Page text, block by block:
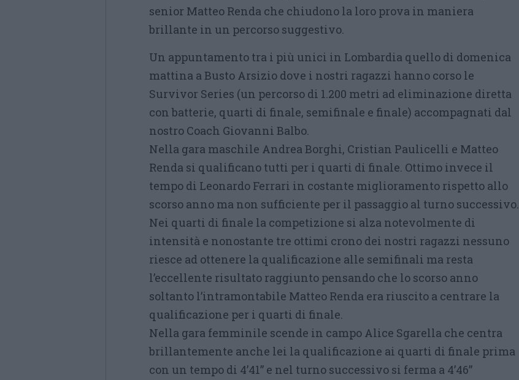
senior Matteo Renda che chiudono la loro prova in maniera
brillante in un percorso suggestivo.
Un appuntamento tra i più unici in Lombardia quello di domenica
mattina a Busto Arsizio dove i nostri ragazzi hanno corso le
Survivor Series (un percorso di 1.200 metri ad eliminazione diretta
con batterie, quarti di finale, semifinale e finale) accompagnati dal
nostro Coach Giovanni Balbo.
Nella gara maschile Andrea Borghi, Cristian Paulicelli e Matteo
Renda si qualificano tutti per i quarti di finale. Ottimo invece il
tempo di Leonardo Ferrari in costante miglioramento rispetto allo
scorso anno ma non sufficiente per il passaggio al turno successivo.
Nei quarti di finale la competizione si alza notevolmente di
intensità e nonostante tre ottimi crono dei nostri ragazzi nessuno
riesce ad ottenere la qualificazione alle semifinali ma resta
l’eccellente risultato raggiunto pensando che lo scorso anno
soltanto l’intramontabile Matteo Renda era riuscito a centrare la
qualificazione per i quarti di finale.
Nella gara femminile scende in campo Alice Sgarella che centra
brillantemente anche lei la qualificazione ai quarti di finale prima
con un tempo di 4’41” e nel turno successivo si ferma a 4’46”